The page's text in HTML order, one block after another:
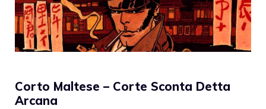
Corto Maltese – Corte Sconta Detta
Arcana